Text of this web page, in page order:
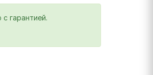
гарантией.